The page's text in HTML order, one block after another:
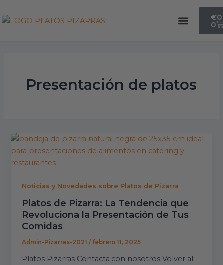
al
Menu
€
0
Presentación de platos
Noticias y Novedades sobre Platos de Pizarra
Platos de Pizarra: La Tendencia que
Revoluciona la Presentación de Tus
Comidas
Admin-Pizarras-2021/ febrero 11, 2025
Platos Pizarras Contacta con nosotros Volver al
de